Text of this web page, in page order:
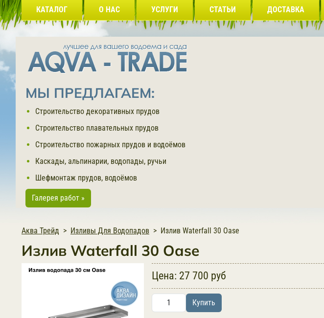
КАТАЛОГ О НАС УСЛУГИ СТАТЬИ ДОСТАВКА
МЫ ПРЕДЛАГАЕМ:
Строительство декоративных прудов
Строительство плавательных прудов
Строительство пожарных прудов и водоёмов
Каскады, альпинарии, водопады, ручьи
Шефмонтаж прудов, водоёмов
Галерея работ »
Аква Трейд Изливы Для Водопадов Излив Waterfall 30 Oase
Излив Waterfall 30 Oase
Цена: 27 700 руб
Купить